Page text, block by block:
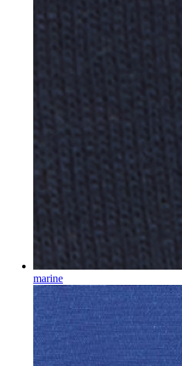
marine